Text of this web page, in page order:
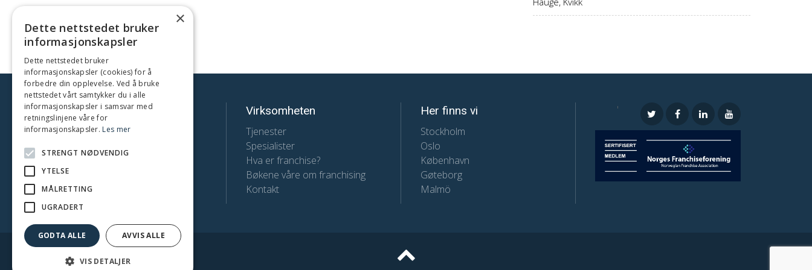
FranchiseArkitekt
Telefon:
hars@franchisearkitekt.no
Virksomheten
Tjenester
Spesialister
Hva er franchise?
Bøkene våre om franchising
Kontakt
Her finns vi
Stockholm
Oslo
København
Gøteborg
Malmö
'
×
Dette nettstedet bruker
informasjonskapsler
Dette nettstedet bruker
informasjonskapsler (cookies) for å
forbedre din opplevelse. Ved å bruke
nettstedet vårt samtykker du i alle
informasjonskapsler i samsvar med
retningslinjene våre for
informasjonskapsler. Les mer
STRENGT NØDVENDIG
YTELSE
MÅLRETTING
UGRADERT
GODTA ALLE AVVIS ALLE
VIS DETALJER